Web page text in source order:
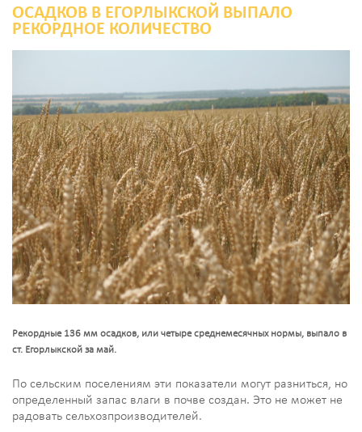
ОСАДКОВ В ЕГОРЛЫКСКОЙ ВЫПАЛО
РЕКОРДНОЕ КОЛИЧЕСТВО
Рекордные 136 мм осадков, или четыре среднемесячных нормы, выпало в
ст. Егорлыкской за май.
По сельским поселениям эти показатели могут разниться, но
определенный запас влаги в почве создан. Это не может не
радовать сельхозпроизводителей.